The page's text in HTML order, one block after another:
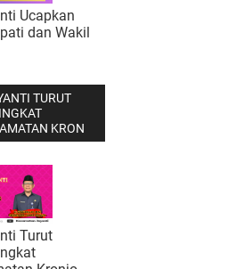
Ucapkan
dan Wakil
TURUT
KRON
Turut